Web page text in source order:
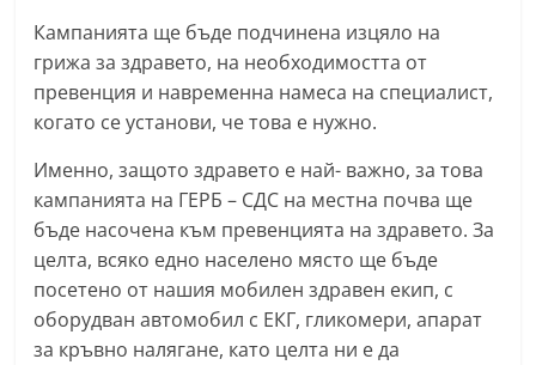
n
l
a
k
.
c
o
m
Кампанията ще бъде подчинена изцяло на
грижа за здравето, на необходимостта от
превенция и навременна намеса на специалист,
когато се установи, че това е нужно.
Именно, защото здравето е най- важно, за това
кампанията на ГЕРБ – СДС на местна почва ще
бъде насочена към превенцията на здравето. За
целта, всяко едно населено място ще бъде
посетено от нашия мобилен здравен екип, с
оборудван автомобил с ЕКГ, гликомери, апарат
за кръвно налягане, като целта ни е да